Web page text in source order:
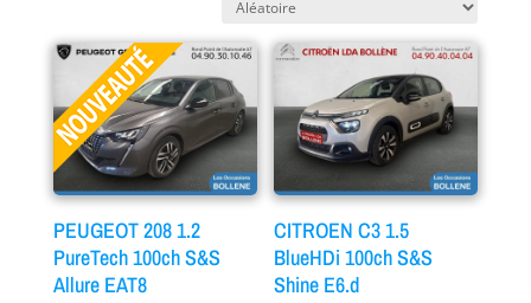
PEUGEOT 208 1.2
PureTech 100ch S&S
Allure EAT8
CITROEN C3 1.5
BlueHDi 100ch S&S
Shine E6.d